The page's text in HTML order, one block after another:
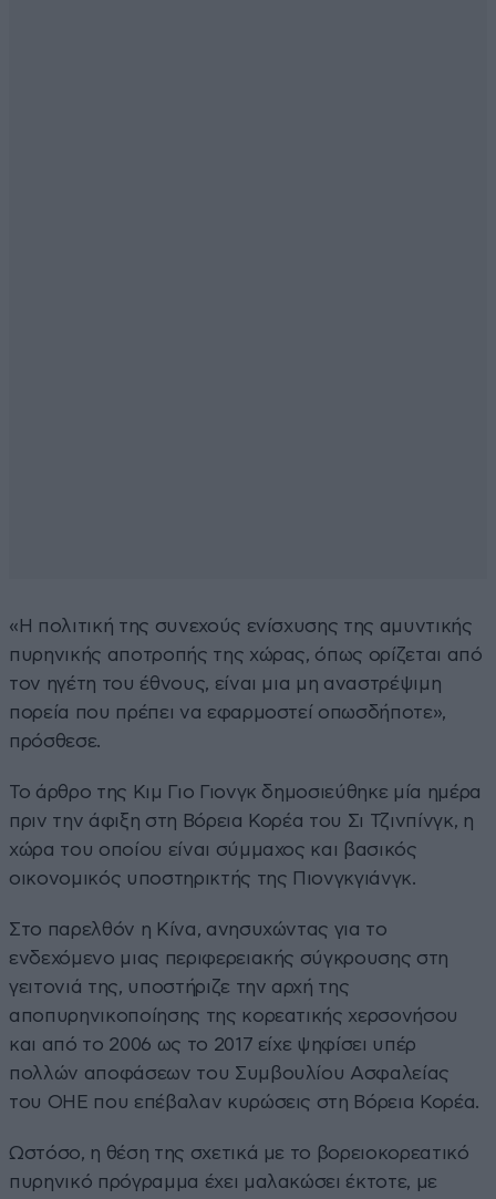
«Η πολιτική της συνεχούς ενίσχυσης της αμυντικής
πυρηνικής αποτροπής της χώρας, όπως ορίζεται από
τον ηγέτη του έθνους, είναι μια μη αναστρέψιμη
πορεία που πρέπει να εφαρμοστεί οπωσδήποτε»,
πρόσθεσε.
Το άρθρο της Κιμ Γιο Γιονγκ δημοσιεύθηκε μία ημέρα
πριν την άφιξη στη Βόρεια Κορέα του Σι Τζινπίνγκ, η
χώρα του οποίου είναι σύμμαχος και βασικός
οικονομικός υποστηρικτής της Πιονγκγιάνγκ.
Στο παρελθόν η Κίνα, ανησυχώντας για το
ενδεχόμενο μιας περιφερειακής σύγκρουσης στη
γειτονιά της, υποστήριζε την αρχή της
αποπυρηνικοποίησης της κορεατικής χερσονήσου
και από το 2006 ως το 2017 είχε ψηφίσει υπέρ
πολλών αποφάσεων του Συμβουλίου Ασφαλείας
του ΟΗΕ που επέβαλαν κυρώσεις στη Βόρεια Κορέα.
Ωστόσο, η θέση της σχετικά με το βορειοκορεατικό
πυρηνικό πρόγραμμα έχει μαλακώσει έκτοτε, με